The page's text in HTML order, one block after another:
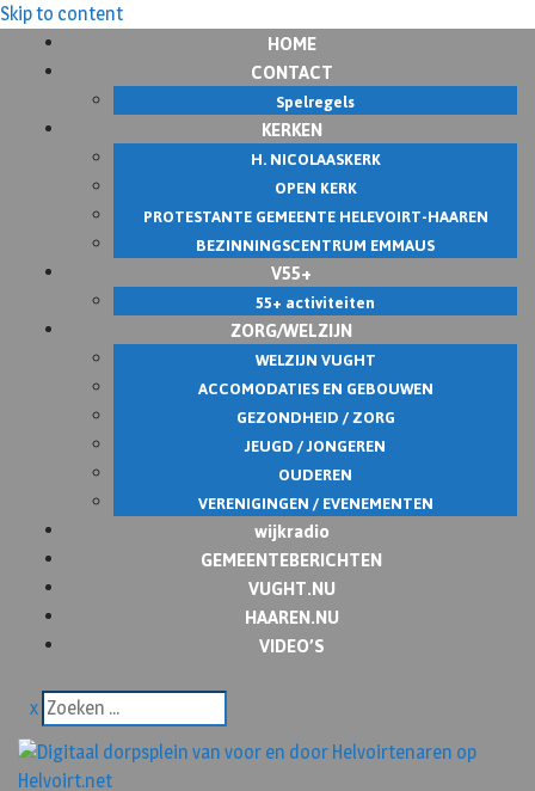
Skip to content
HOME
CONTACT
Spelregels
KERKEN
H. NICOLAASKERK
OPEN KERK
PROTESTANTE GEMEENTE HELEVOIRT-HAAREN
BEZINNINGSCENTRUM EMMAUS
V55+
55+ activiteiten
ZORG/WELZIJN
WELZIJN VUGHT
ACCOMODATIES EN GEBOUWEN
GEZONDHEID / ZORG
JEUGD / JONGEREN
OUDEREN
VERENIGINGEN / EVENEMENTEN
wijkradio
GEMEENTEBERICHTEN
VUGHT.NU
HAAREN.NU
VIDEO’S
x